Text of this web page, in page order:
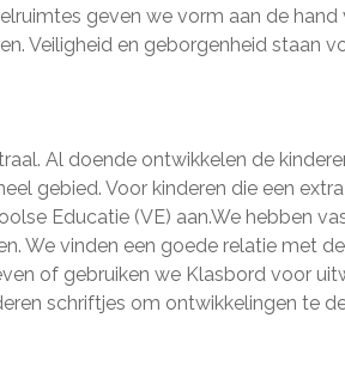
geven we vorm aan de hand
Veiligheid en geborgenheid staan
Al doende ontwikkelen de
gebied. Voor kinderen die een extra
Educatie (VE) aan.We hebben
We vinden een goede relatie met
of gebruiken we Klasbord voor
schriftjes om ontwikkelingen te